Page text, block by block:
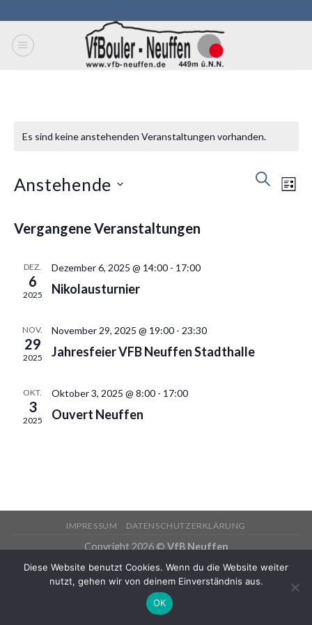
to
content
Es sind keine anstehenden Veranstaltungen vorhanden.
Suche
SUCHE
Anstehende
wählen.
Vergangene Veranstaltungen
DEZ.
6
2025
Dezember 6, 2025 @ 14:00- 17:00
Nikolausturnier
NOV.
29
2025
November 29, 2025 @ 19:00- 23:30
Jahresfeier VFB Neuffen Stadthalle
OKT.
3
2025
Oktober 3, 2025 @ 8:00- 17:00
Ouvert Neuffen
IMPRESSUM DATENSCHUTZERKLÄRUNG
Copyright 2026 © VfB Neuffen
Diese Website benutzt Cookies. Wenn du die Website weiter
nutzt, gehen wir von deinem Einverständnis aus.
OK